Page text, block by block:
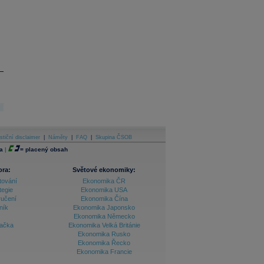
disclaimer Náměty FAQ Skupina ČSOB
| = placený obsah
Světové ekonomiky:
Ekonomika ČR
Ekonomika USA
Ekonomika Čína
Ekonomika Japonsko
Ekonomika Německo
Ekonomika Velká Británie
Ekonomika Rusko
Ekonomika Řecko
Ekonomika Francie